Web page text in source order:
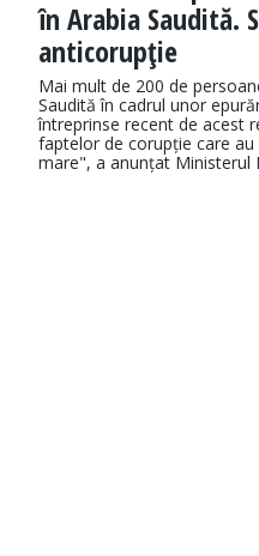
în Arabia Saudită.
anticorupţie
Mai mult de 200 de
Saudită în cadrul unor
întreprinse recent de acest
faptelor de corupție care
mare", a anunțat Ministerul